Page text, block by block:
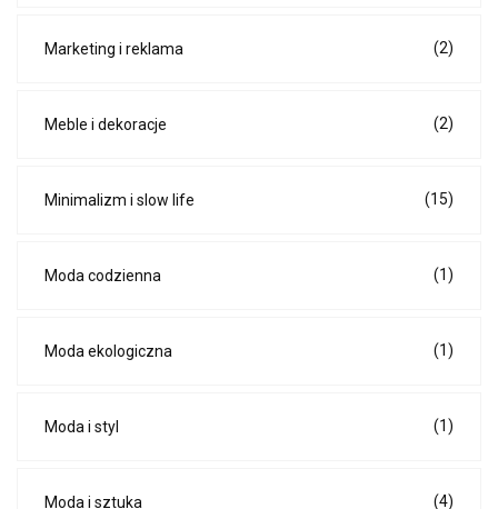
Marketing i reklama (2)
Meble i dekoracje (2)
Minimalizm i slow life (15)
Moda codzienna (1)
Moda ekologiczna (1)
Moda i styl (1)
Moda i sztuka (4)